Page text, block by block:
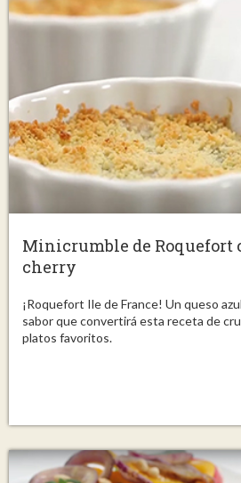
Minicrumble de Roquefort
cherry
¡Roquefort Ile de France! Un queso
sabor que convertirá esta receta de
platos favoritos.